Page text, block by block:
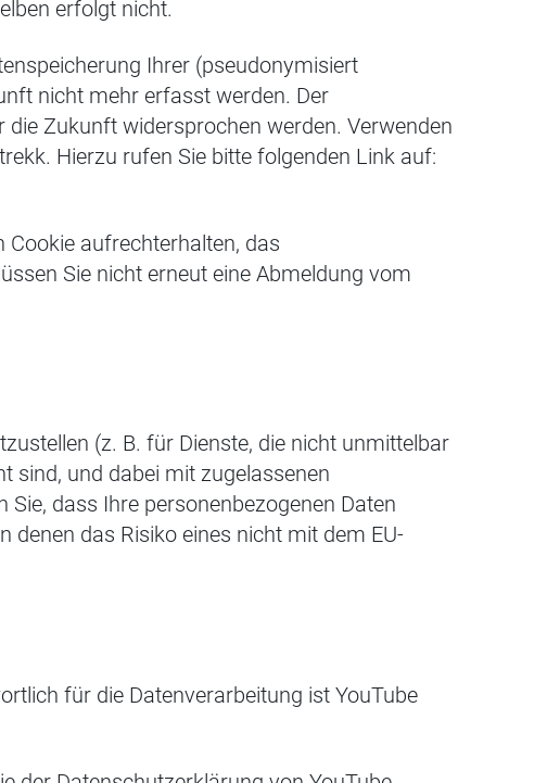
erfolgt nicht.
Ihrer (pseudonymisiert
nicht mehr erfasst werden. Der
Zukunft widersprochen werden. Verwenden
Hierzu rufen Sie bitte folgenden Link auf:
aufrechterhalten, das
Sie nicht erneut eine Abmeldung vom
(z. B. für Dienste, die nicht unmittelbar
sind, und dabei mit zugelassenen
dass Ihre personenbezogenen Daten
denen das Risiko eines nicht mit dem EU-
für die Datenverarbeitung ist YouTube